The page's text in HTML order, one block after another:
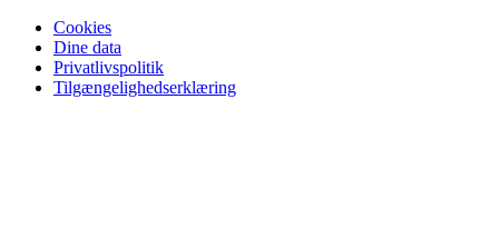
Cookies
Dine data
Privatlivspolitik
Tilgængelighedserklæring